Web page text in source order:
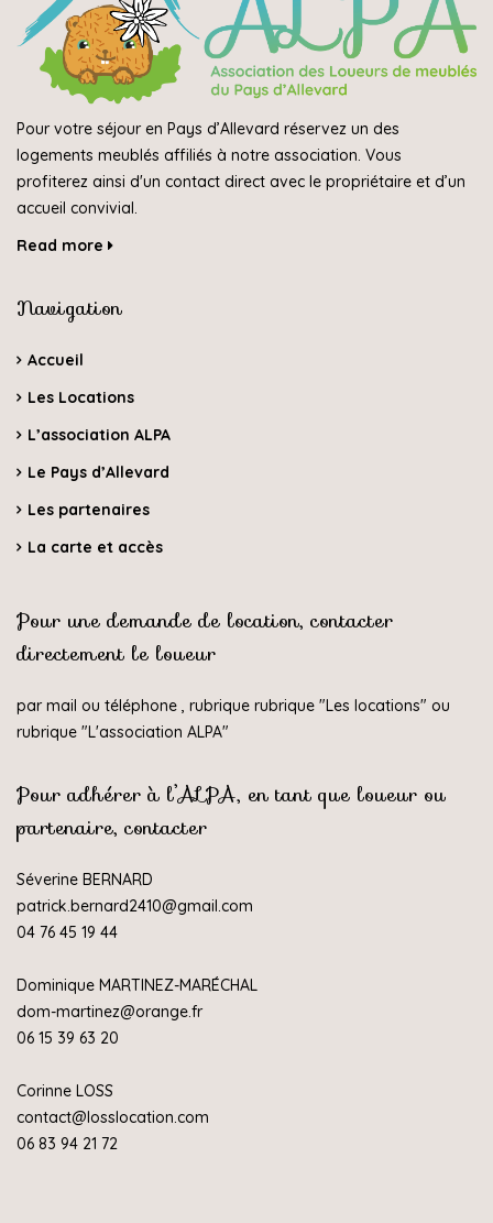
Pour votre séjour en Pays d’Allevard réservez un des
logements meublés affiliés à notre association. Vous
profiterez ainsi d'un contact direct avec le propriétaire et d’un
accueil convivial.
Read more
Navigation
Accueil
Les Locations
L’association ALPA
Le Pays d’Allevard
Les partenaires
La carte et accès
Pour une demande de location, contacter
directement le loueur
par mail ou téléphone , rubrique rubrique "Les locations" ou
rubrique "L'association ALPA"
Pour adhérer à l’ALPA, en tant que loueur ou
partenaire, contacter
Séverine BERNARD
patrick.bernard2410@gmail.com
04 76 45 19 44
Dominique MARTINEZ-MARÉCHAL
dom-martinez@orange.fr
06 15 39 63 20
Corinne LOSS
contact@losslocation.com
06 83 94 21 72